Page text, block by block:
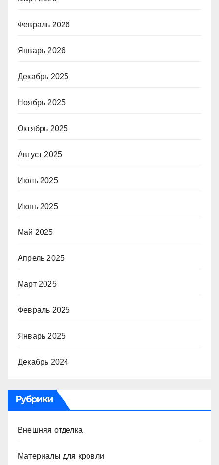
Февраль 2026
Январь 2026
Декабрь 2025
Ноябрь 2025
Октябрь 2025
Август 2025
Июль 2025
Июнь 2025
Май 2025
Апрель 2025
Март 2025
Февраль 2025
Январь 2025
Декабрь 2024
Рубрики
Внешняя отделка
Материалы для кровли